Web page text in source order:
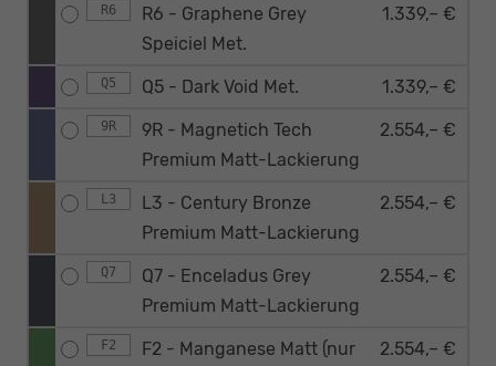
R6
R6 - Graphene Grey
Speiciel Met.
1.339,– €
Q5 Q5 - Dark Void Met. 1.339,– €
9R
9R - Magnetich Tech
Premium Matt-Lackierung
2.554,– €
L3
L3 - Century Bronze
Premium Matt-Lackierung
2.554,– €
Q7
Q7 - Enceladus Grey
Premium Matt-Lackierung
2.554,– €
F2
F2 - Manganese Matt (nur
2.554,– €